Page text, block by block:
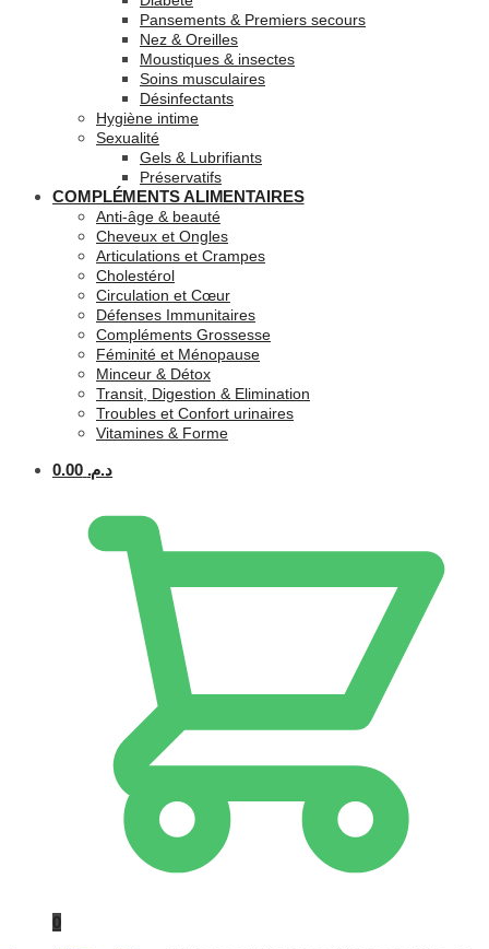
Pansements & Premiers secours
Nez & Oreilles
Moustiques & insectes
Soins musculaires
Désinfectants
Hygiène intime
Sexualité
Gels & Lubrifiants
Préservatifs
COMPLÉMENTS ALIMENTAIRES
Anti-âge & beauté
Cheveux et Ongles
Articulations et Crampes
Cholestérol
Circulation et Cœur
Défenses Immunitaires
Compléments Grossesse
Féminité et Ménopause
Minceur & Détox
Transit, Digestion & Elimination
Troubles et Confort urinaires
Vitamines & Forme
د.م. 0.00
0